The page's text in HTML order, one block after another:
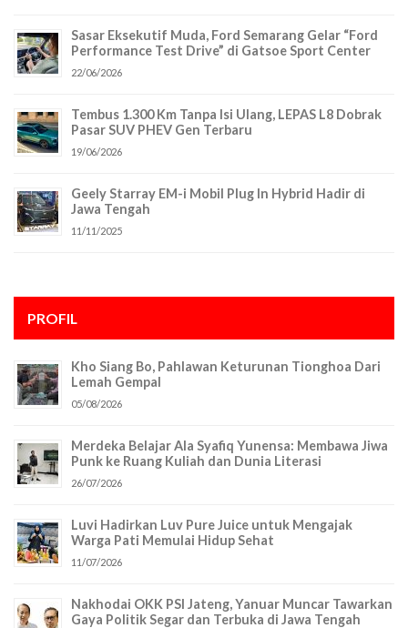
Sasar Eksekutif Muda, Ford Semarang Gelar “Ford
Performance Test Drive” di Gatsoe Sport Center
22/06/2026
Tembus 1.300 Km Tanpa Isi Ulang, LEPAS L8 Dobrak
Pasar SUV PHEV Gen Terbaru
19/06/2026
Geely Starray EM-i Mobil Plug In Hybrid Hadir di
Jawa Tengah
11/11/2025
PROFIL
Kho Siang Bo, Pahlawan Keturunan Tionghoa Dari
Lemah Gempal
05/08/2026
Merdeka Belajar Ala Syafiq Yunensa: Membawa Jiwa
Punk ke Ruang Kuliah dan Dunia Literasi
26/07/2026
Luvi Hadirkan Luv Pure Juice untuk Mengajak
Warga Pati Memulai Hidup Sehat
11/07/2026
Nakhodai OKK PSI Jateng, Yanuar Muncar Tawarkan
Gaya Politik Segar dan Terbuka di Jawa Tengah